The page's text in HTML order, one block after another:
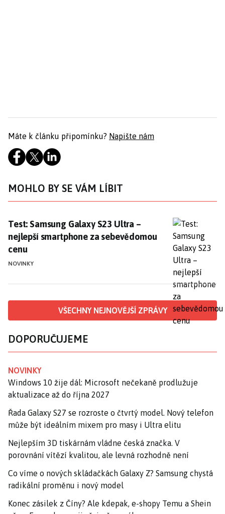
Máte k článku připomínku? Napište nám
MOHLO BY SE VÁM LÍBIT
Test: Samsung Galaxy S23 Ultra – nejlepší
Test: Samsung Galaxy S23 Ultra –
nejlepší smartphone za sebevědomou
cenu
NOVINKY
VŠECHNY NEJNOVĚJŠÍ ZPRÁVY
DOPORUČUJEME
NOVINKY
Windows 10 žije dál: Microsoft nečekaně prodlužuje
aktualizace až do října 2027
Řada Galaxy S27 se rozroste o čtvrtý model. Nový telefon
může být ideálním mixem pro masy i Ultra elitu
Nejlepším 3D tiskárnám vládne česká značka. V
porovnání vítězí kvalitou, ale levná rozhodně není
Co víme o nových skládačkách Galaxy Z? Samsung chystá
radikální proměnu i nový model
Konec zásilek z Číny? Ale kdepak, e-shopy Temu a Shein